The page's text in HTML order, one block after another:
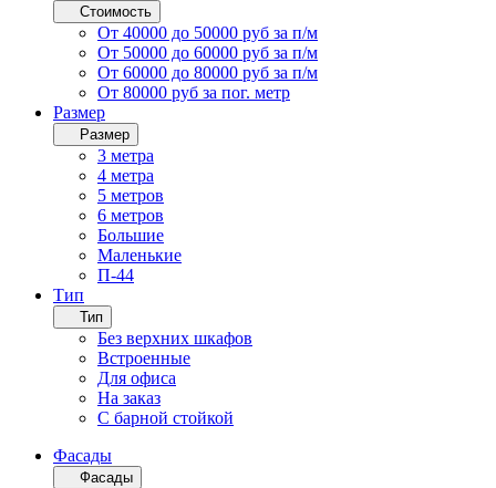
Стоимость
От 40000 до 50000 руб за п/м
От 50000 до 60000 руб за п/м
От 60000 до 80000 руб за п/м
От 80000 руб за пог. метр
Размер
Размер
3 метра
4 метра
5 метров
6 метров
Большие
Маленькие
П-44
Тип
Тип
Без верхних шкафов
Встроенные
Для офиса
На заказ
С барной стойкой
Фасады
Фасады